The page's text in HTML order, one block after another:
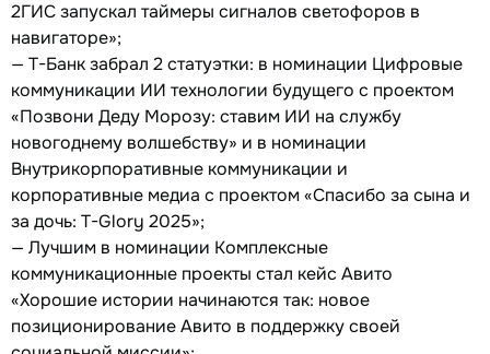
2ГИС запускал таймеры сигналов светофоров в
навигаторе»;
— Т-Банк забрал 2 статуэтки: в номинации Цифровые
коммуникации ИИ технологии будущего с проектом
«Позвони Деду Морозу: ставим ИИ на службу
новогоднему волшебству» и в номинации
Внутрикорпоративные коммуникации и
корпоративные медиа с проектом «Спасибо за сына и
за дочь: T-Glory 2025»;
— Лучшим в номинации Комплексные
коммуникационные проекты стал кейс Авито
«Хорошие истории начинаются так: новое
позиционирование Авито в поддержку своей